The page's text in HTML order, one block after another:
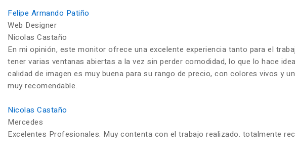
Felipe Armando Patiño
Web Designer
Nicolas Castaño
En mi opinión, este monitor ofrece una excelente experiencia tanto para el
tener varias ventanas abiertas a la vez sin perder comodidad, lo que lo hace
calidad de imagen es muy buena para su rango de precio, con colores vivos y
muy recomendable.
Nicolas Castaño
Mercedes
Excelentes Profesionales. Muy contenta con el trabajo realizado. totalmente